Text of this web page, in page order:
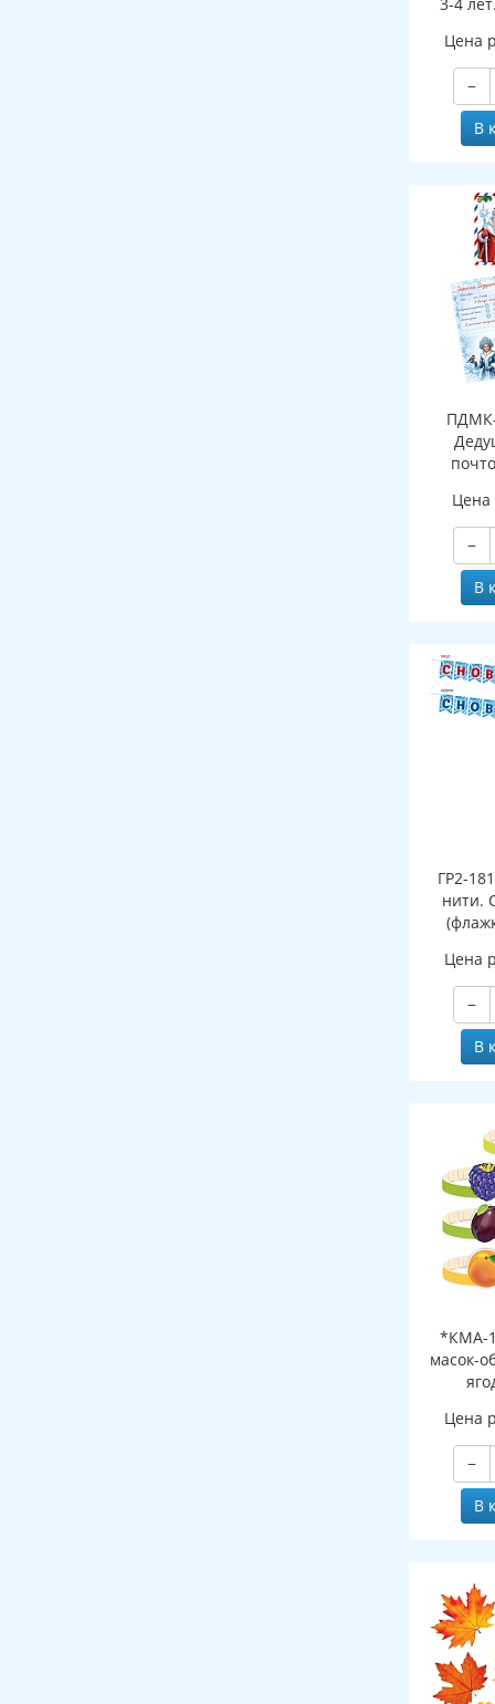
ФГОС
Цена
−
В
и Цена
−
В
ГР2-
нити.
Цена
−
В
*КМА-
масок-
Цена
−
В